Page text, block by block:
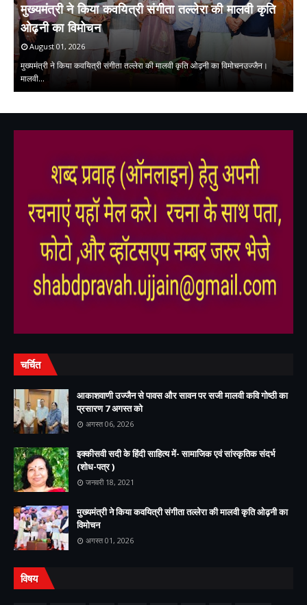
मुख्यमंत्री ने किया कवयित्री संगीता तल्लेरा की मालवी कृति
ओढ़नी का विमोचन
August 01, 2026
मुख्यमंत्री ने किया कवयित्री संगीता तल्लेरा की मालवी कृति ओढ़नी का विमोचनउज्जैन।
मालवी…
समाचार
प्रेमचंद जयंती पर हुई राष्ट्रीय संगोष्ठी
July 31, 2026
प्रेमचंद जयंती पर हुई राष्ट्रीय संगोष्ठीस्वाधीनता से लेकर सुराज तक की चिंता है प्रेमचं…
चर्चित
आकाशवाणी उज्जैन से पावस और सावन पर सजी मालवी कवि गोष्ठी का
प्रसारण 7 अगस्त को
अगस्त 06, 2026
इक्कीसवी सदी के हिंदी साहित्य में- सामाजिक एवं सांस्कृतिक संदर्भ
(शोध-पत्र )
जनवरी 18, 2021
मुख्यमंत्री ने किया कवयित्री संगीता तल्लेरा की मालवी कृति ओढ़नी का
विमोचन
अगस्त 01, 2026
विषय